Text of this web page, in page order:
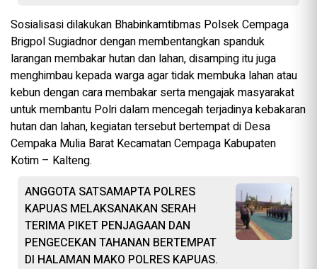
Sosialisasi dilakukan Bhabinkamtibmas Polsek Cempaga
Brigpol Sugiadnor dengan membentangkan spanduk
larangan membakar hutan dan lahan, disamping itu juga
menghimbau kepada warga agar tidak membuka lahan atau
kebun dengan cara membakar serta mengajak masyarakat
untuk membantu Polri dalam mencegah terjadinya kebakaran
hutan dan lahan, kegiatan tersebut bertempat di Desa
Cempaka Mulia Barat Kecamatan Cempaga Kabupaten
Kotim – Kalteng.
ANGGOTA SATSAMAPTA POLRES
KAPUAS MELAKSANAKAN SERAH
TERIMA PIKET PENJAGAAN DAN
PENGECEKAN TAHANAN BERTEMPAT
DI HALAMAN MAKO POLRES KAPUAS.